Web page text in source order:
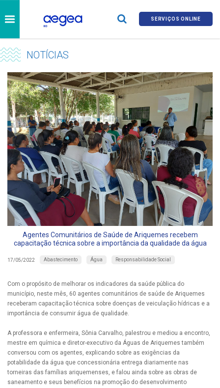
SERVIÇOS ONLINE
NOTÍCIAS
Agentes Comunitários de Saúde de Ariquemes recebem
capacitação técnica sobre a importância da qualidade da água
17/05/2022 Abastecimento Água Responsabilidade Social
Com o propósito de melhorar os indicadores da saúde pública do
município, neste mês, 60 agentes comunitários de saúde de Ariquemes
receberam capacitação técnica sobre doenças de veiculação hídricas e a
importância de consumir água de qualidade.
A professora e enfermeira, Sônia Carvalho, palestrou e mediou a encontro,
mestre em química e diretor-executivo da Águas de Ariquemes também
conversou com os agentes, explicando sobre as exigências da
potabilidade da água que concessionária entrega diariamente nas
torneiras das famílias ariquemenses, e falou ainda sobre as obras de
saneamento e seus benefícios na promoção do desenvolvimento